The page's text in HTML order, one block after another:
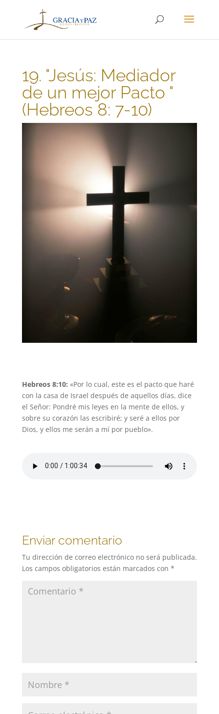
19. "Jesús: Mediador
de un mejor Pacto "
(Hebreos 8: 7-10)
Hebreos 8:10: «Por lo cual, este es el pacto que haré
con la casa de Israel después de aquellos días, dice
el Señor: Pondré mis leyes en la mente de ellos, y
sobre su corazón las escribiré; y seré a ellos por
Dios, y ellos me serán a mí por pueblo».
Enviar comentario
Tu dirección de correo electrónico no será publicada.
Los campos obligatorios están marcados con *